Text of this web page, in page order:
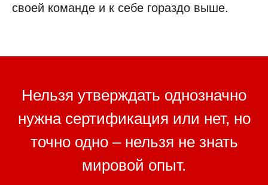
своей команде и к себе гораздо выше.
Нельзя утверждать однозначно
нужна сертификация или нет, но
точно одно – нельзя не знать
мировой опыт.